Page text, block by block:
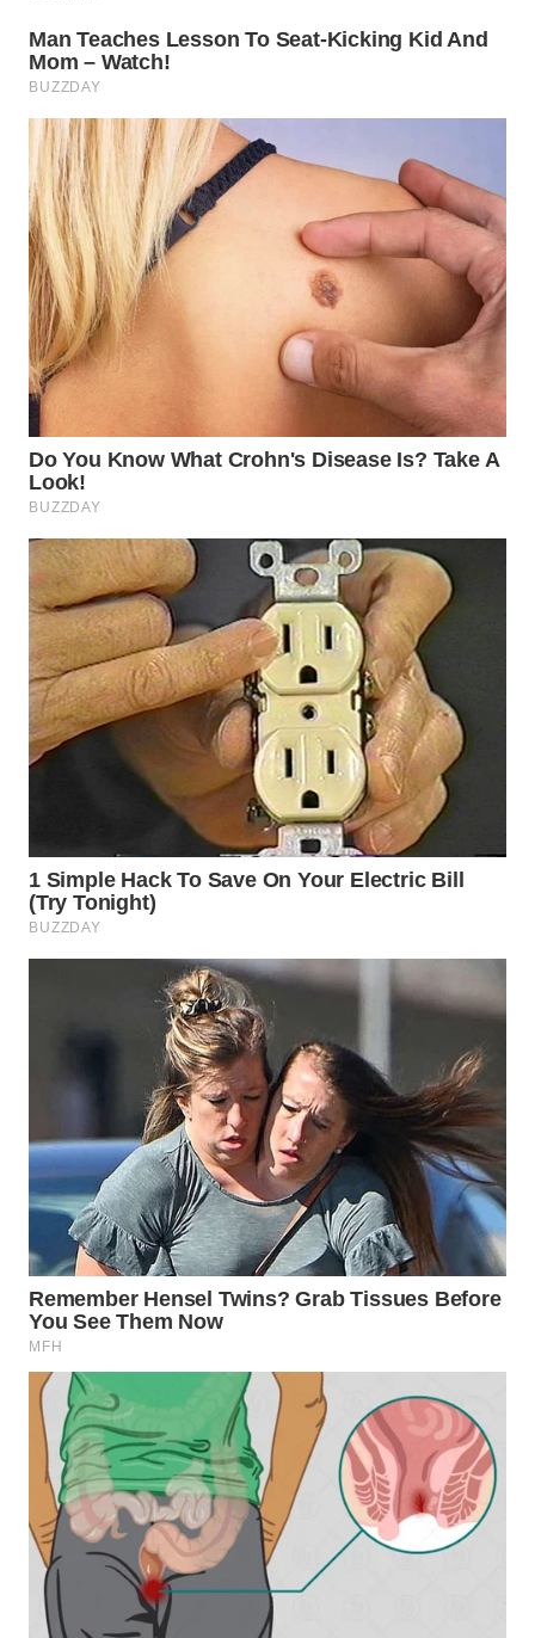
WN
WN
DEPOK
WN
TAPANULI
UTARA
WN
SAMOSIR
WN
PADANG
LAWAS
WN
SUMEDANG
WN
CIANJUR
WN
KEPULAUAN
WN
TANGERANG
WN
INDRAMAYU
WN
KUNINGAN
WN
MAJALENGKA
WN
SUBANG
WN
SUKABUMI
WN
PURWAKARTA